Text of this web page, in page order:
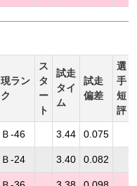
現ラン
ク
ス
タ
ー
ト
試走
タイ
ム
試走
偏差
選
手
短
評
Ｂ-46 3.44 0.075
Ｂ-24 3.40 0.082